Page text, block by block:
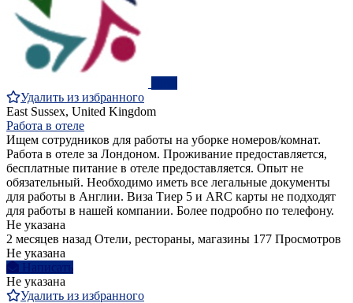
Удалить из избранного
East Sussex, United Kingdom
Работа в отеле
Ищем сотрудников для работы на уборке номеров/комнат.
Работа в отеле за Лондоном. Проживание предоставляется,
бесплатные питание в отеле предоставляется. Опыт не
обязательный. Необходимо иметь все легальные документы
для работы в Англии. Виза Тиер 5 и ARC карты не подходят
для работы в нашей компании. Более подробно по телефону.
Не указана
2 месяцев назад Отели, рестораны, магазины 177 Просмотров
Не указана
Написать
Не указана
Удалить из избранного